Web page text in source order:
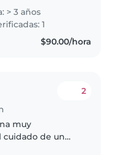
Me encanta
porque
en su
> 3 años
1
$90.00/hora
2
muy
cuidado de un